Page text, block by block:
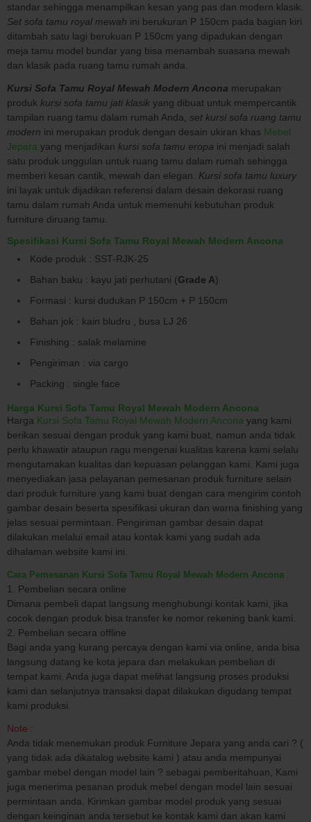
standar sehingga menampilkan kesan yang pas dan modern klasik.
Set sofa tamu royal mewah ini berukuran P 150cm pada bagian kiri
ditambah satu lagi berukuan P 150cm yang dipadukan dengan
meja tamu model bundar yang bisa menambah suasana mewah
dan klasik pada ruang tamu rumah anda.
Kursi Sofa Tamu Royal Mewah Modern Ancona merupakan
produk kursi sofa tamu jati klasik yang dibuat untuk mempercantik
tampilan ruang tamu dalam rumah Anda, set kursi sofa ruang tamu
modern ini merupakan produk dengan desain ukiran khas Mebel
Jepara yang menjadikan kursi sofa tamu eropa ini menjadi salah
satu produk unggulan untuk ruang tamu dalam rumah sehingga
memberi kesan cantik, mewah dan elegan. Kursi sofa tamu luxury
ini layak untuk dijadikan referensi dalam desain dekorasi ruang
tamu dalam rumah Anda untuk memenuhi kebutuhan produk
furniture diruang tamu.
Spesifikasi Kursi Sofa Tamu Royal Mewah Modern Ancona
Kode produk : SST-RJK-25
Bahan baku : kayu jati perhutani (Grade A)
Formasi : kursi dudukan P 150cm + P 150cm
Bahan jok : kain bludru , busa LJ 26
Finishing : salak melamine
Pengiriman : via cargo
Packing : single face
Harga Kursi Sofa Tamu Royal Mewah Modern Ancona
Harga Kursi Sofa Tamu Royal Mewah Modern Ancona yang kami
berikan sesuai dengan produk yang kami buat, namun anda tidak
perlu khawatir ataupun ragu mengenai kualitas karena kami selalu
mengutamakan kualitas dan kepuasan pelanggan kami. Kami juga
menyediakan jasa pelayanan pemesanan produk furniture selain
dari produk furniture yang kami buat dengan cara mengirim contoh
gambar desain beserta spesifikasi ukuran dan warna finishing yang
jelas sesuai permintaan. Pengiriman gambar desain dapat
dilakukan melalui email atau kontak kami yang sudah ada
dihalaman website kami ini.
Cara Pemesanan Kursi Sofa Tamu Royal Mewah Modern Ancona
1. Pembelian secara online
Dimana pembeli dapat langsung menghubungi kontak kami, jika
cocok dengan produk bisa transfer ke nomor rekening bank kami.
2. Pembelian secara offline
Bagi anda yang kurang percaya dengan kami via online, anda bisa
langsung datang ke kota jepara dan melakukan pembelian di
tempat kami. Anda juga dapat melihat langsung proses produksi
kami dan selanjutnya transaksi dapat dilakukan digudang tempat
kami produksi.
Note :
Anda tidak menemukan produk Furniture Jepara yang anda cari ? (
yang tidak ada dikatalog website kami ) atau anda mempunyai
gambar mebel dengan model lain ? sebagai pemberitahuan, Kami
juga menerima pesanan produk mebel dengan model lain sesuai
permintaan anda. Kirimkan gambar model produk yang sesuai
dengan keinginan anda tersebut ke kontak kami dan akan kami